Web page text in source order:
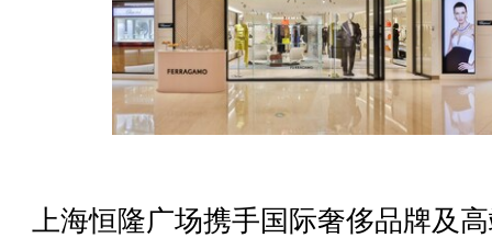
上海恒隆广场携手国际奢侈品牌及